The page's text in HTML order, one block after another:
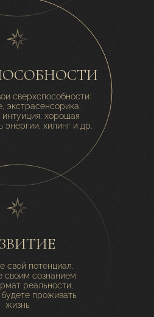
сверхспособности:
экстрасенсорика,
интуиция, хорошая
энергии, хилинг и др.
свой потенциал.
своим сознанием
реальности,
проживать
жизнь